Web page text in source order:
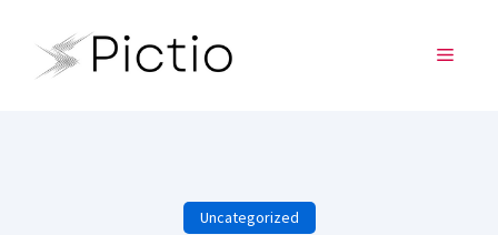
content
MENU
Uncategorized